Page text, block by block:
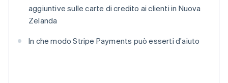
aggiuntive sulle carte di credito ai clienti in Nuova
Zelanda
In che modo Stripe Payments può esserti d'aiuto